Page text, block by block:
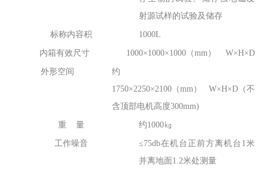
射源试样的试验及储存
标称内容积 1000L
内箱有效尺寸 1000×1000×1000（mm） W×H×D
外形空间
约
1750×2250×2100（mm） W×H×D（不
含顶部电机高度300mm)
重 量 约1000㎏
工作噪音
≤75db在机台正前方离机台1米
并离地面1.2米处测量